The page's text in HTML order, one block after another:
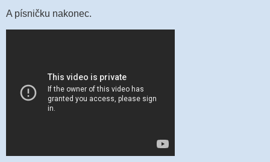
A písničku nakonec.